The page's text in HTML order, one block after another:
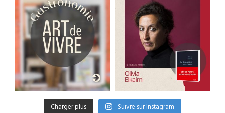
Charger plus Suivre sur Instagram